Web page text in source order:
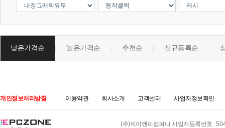
낮은가격순 높은가격순 추천순 신규등록순
개인정보처리방침 이용약관 회사소개 고객센터 사업자정보확인
(주)제이앤피컴퍼니 사업자등록번호 :